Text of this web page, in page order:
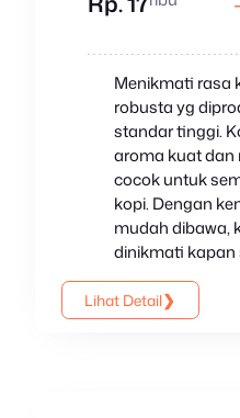
Menikmati rasa
robusta yg
standar tinggi.
aroma kuat dan
cocok untuk
kopi. Dengan
mudah dibawa,
dinikmati kapan
Lihat Detail❯